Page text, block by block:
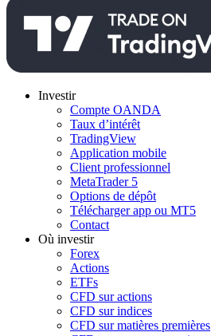
Investir
Compte OANDA
Taux d’intérêt
TradingView
Application mobile
Client professionnel
MetaTrader 5
Options de dépôt
Télécharger app ou MT5
Contact
Où investir
Forex
Actions
ETFs
CFD sur actions
CFD sur indices
CFD sur matières premières